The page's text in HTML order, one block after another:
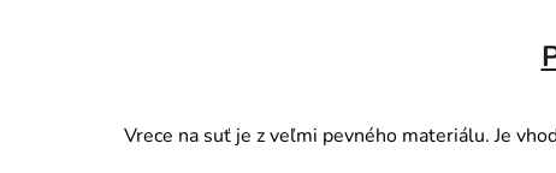
Vrece na suť je z veľmi pevného materiálu. Je